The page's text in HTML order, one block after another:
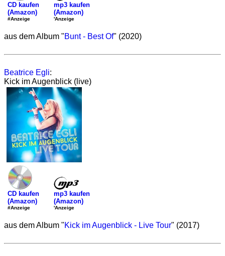
CD kaufen
(Amazon)
#Anzeige
mp3 kaufen
(Amazon)
'Anzeige
aus dem Album "Bunt - Best Of" (2020)
Beatrice Egli:
Kick im Augenblick (live)
CD kaufen
(Amazon)
#Anzeige
mp3 kaufen
(Amazon)
'Anzeige
aus dem Album "Kick im Augenblick - Live Tour" (2017)